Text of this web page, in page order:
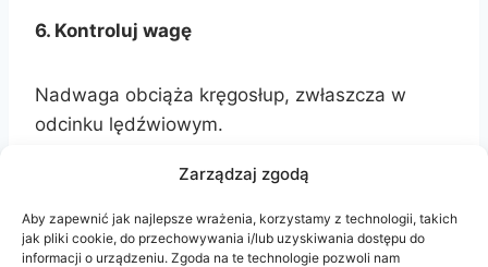
Zarządzaj zgodą
Aby zapewnić jak najlepsze wrażenia, korzystamy z technologii, takich
jak pliki cookie, do przechowywania i/lub uzyskiwania dostępu do
informacji o urządzeniu. Zgoda na te technologie pozwoli nam
6. Kontroluj wagę
Nadwaga obciąża kręgosłup, zwłaszcza w
odcinku lędźwiowym.
pleców, ale i ogólne samopoczucie.
7. Noś wygodne, ortopedyczne obuwie